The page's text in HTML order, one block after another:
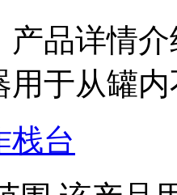
品详情
用于从罐
栈台